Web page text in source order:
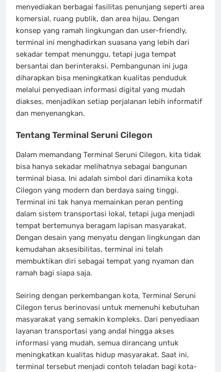
menyediakan berbagai fasilitas penunjang seperti area
komersial, ruang publik, dan area hijau. Dengan
konsep yang ramah lingkungan dan user-friendly,
terminal ini menghadirkan suasana yang lebih dari
sekadar tempat menunggu, tetapi juga tempat
bersantai dan berinteraksi. Pembangunan ini juga
diharapkan bisa meningkatkan kualitas penduduk
melalui penyediaan informasi digital yang mudah
diakses, menjadikan setiap perjalanan lebih informatif
dan menyenangkan.
Tentang Terminal Seruni Cilegon
Dalam memandang Terminal Seruni Cilegon, kita tidak
bisa hanya sekadar melihatnya sebagai bangunan
terminal biasa. Ini adalah simbol dari dinamika kota
Cilegon yang modern dan berdaya saing tinggi.
Terminal ini tak hanya memainkan peran penting
dalam sistem transportasi lokal, tetapi juga menjadi
tempat bertemunya beragam lapisan masyarakat.
Dengan desain yang menyatu dengan lingkungan dan
kemudahan aksesibilitas, terminal ini telah
membuktikan diri sebagai tempat yang nyaman dan
ramah bagi siapa saja.
Seiring dengan perkembangan kota, Terminal Seruni
Cilegon terus berinovasi untuk memenuhi kebutuhan
masyarakat yang semakin kompleks. Dari penyediaan
layanan transportasi yang andal hingga akses
informasi yang mudah, semua dirancang untuk
meningkatkan kualitas hidup masyarakat. Saat ini,
terminal tersebut menjadi contoh teladan bagi kota-